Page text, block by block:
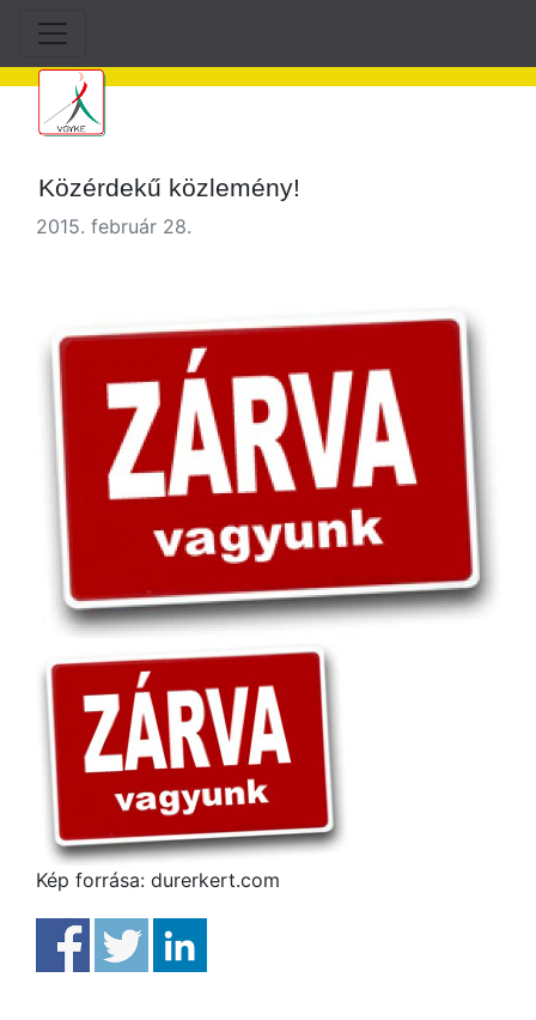
Közérdekű közlemény!
2015. február 28.
Kép forrása: durerkert.com